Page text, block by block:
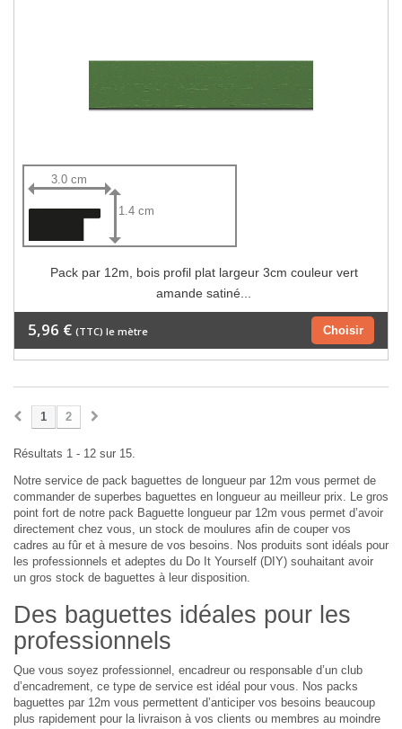
3.0 cm
1.4 cm
Pack par 12m, bois profil plat largeur 3cm couleur vert
amande satiné...
Choisir
5,96 € (TTC) le mètre
1 2
Résultats 1 - 12 sur 15.
Notre service de pack baguettes de longueur par 12m vous permet de
commander de superbes baguettes en longueur au meilleur prix. Le gros
point fort de notre pack Baguette longueur par 12m vous permet d’avoir
directement chez vous, un stock de moulures afin de couper vos
cadres au fûr et à mesure de vos besoins. Nos produits sont idéals pour
les professionnels et adeptes du Do It Yourself (DIY) souhaitant avoir
un gros stock de baguettes à leur disposition.
Des baguettes idéales pour les
professionnels
Que vous soyez professionnel, encadreur ou responsable d’un club
d’encadrement, ce type de service est idéal pour vous. Nos packs
baguettes par 12m vous permettent d’anticiper vos besoins beaucoup
plus rapidement pour la livraison à vos clients ou membres au moindre